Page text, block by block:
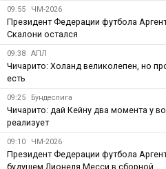
09:55 ЧМ-2026
Президент Федерации футбола
Скалони остался
09:38 АПЛ
Чичарито: Холанд великолепен, но
есть
09:25 Бундеслига
Чичарито: дай Кейну два момента у
реализует
09:10 ЧМ-2026
Президент Федерации футбола
будущем Лионеля Месси в сборной